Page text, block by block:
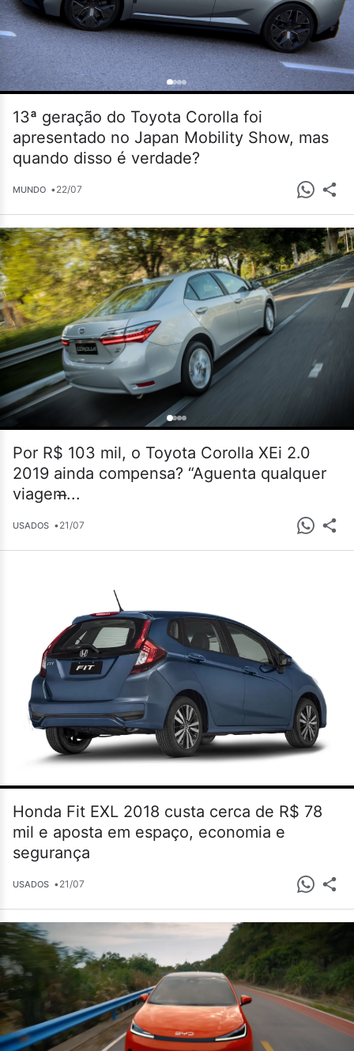
13ª geração do Toyota Corolla foi
apresentado no Japan Mobility Show, mas
quando disso é verdade?
MUNDO •22/07
Por R$ 103 mil, o Toyota Corolla XEi 2.0
2019 ainda compensa? “Aguenta qualquer
viagem̶...
USADOS •21/07
Honda Fit EXL 2018 custa cerca de R$ 78
mil e aposta em espaço, economia e
segurança
USADOS •21/07